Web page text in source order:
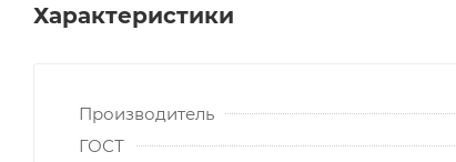
Характеристики
Производитель
ГОСТ